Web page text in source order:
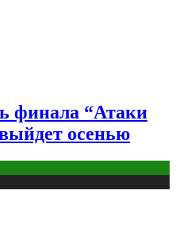
финала “Атаки
осенью